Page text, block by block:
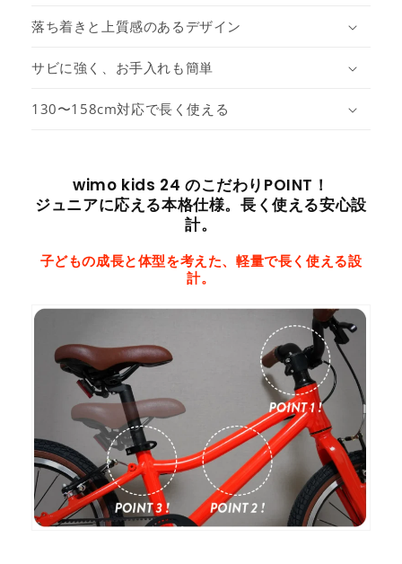
落ち着きと上質感のあるデザイン
サビに強く、お手入れも簡単
130〜158cm対応で長く使える
wimo kids 24 のこだわりPOINT！
ジュニアに応える本格仕様。長く使える安心設
計。
子どもの成長と体型を考えた、軽量で長く使える設
計。